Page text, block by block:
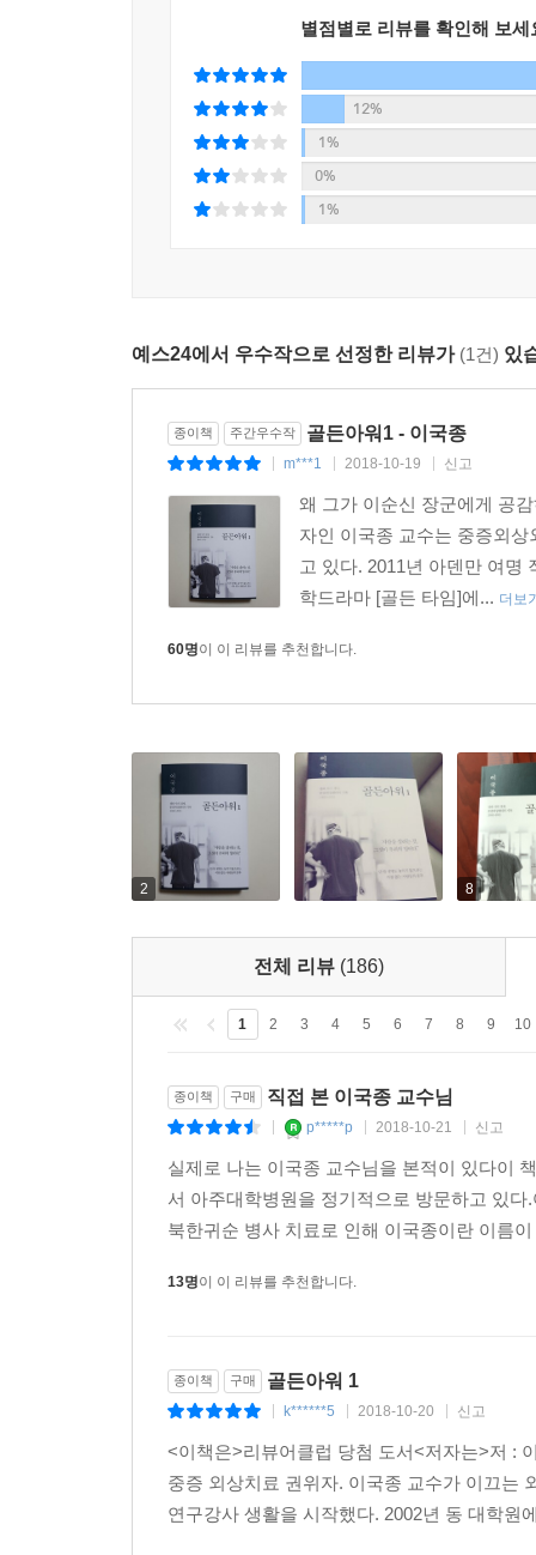
나는 원론적으로는 ‘사람을 살리기 위해서’라고
다는 것 하나만이 유일한 장점이었으나, 그것을
--- p.420~421
별점별로 리뷰를 확인해 보세
12%
1%
0%
1%
예스24에서 우수작으로 선정한 리뷰가 (1건) 있
종이책 주간우수작 골든아워1 - 이국종
m***1 2018-10-19 신고
왜 그가 이순신 장군에게 공
자인 이국종 교수는 중증외
고 있다. 2011년 아덴만 여명
학드라마 [골든 타임]에... 더보
60명이 이 리뷰를 추천합니다.
2 8
전체 리뷰 (186)
1 2 3 4 5 6 7 8 9 10
종이책 구매 직접 본 이국종 교수님
p*****p 2018-10-21 신고
실제로 나는 이국종 교수님을 본적이 있다이
서 아주대학병원을 정기적으로 방문하고 있
북한귀순 병사 치료로 인해 이국종이란 이름
13명이 이 리뷰를 추천합니다.
종이책 구매 골든아워 1
k******5 2018-10-20 신고
<이책은>리뷰어클럽 당첨 도서<저자는>저 :
중증 외상치료 권위자. 이국종 교수가 이끄는
연구강사 생활을 시작했다. 2002년 동 대학원